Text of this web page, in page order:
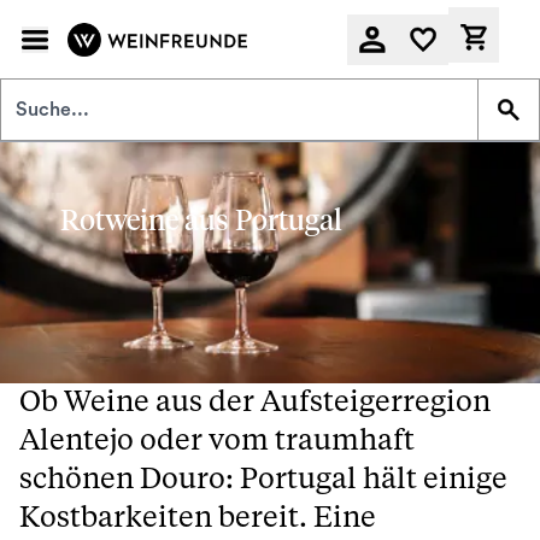
Rotweine aus Portugal
Ob Weine aus der Aufsteigerregion
Alentejo oder vom traumhaft
schönen Douro: Portugal hält einige
Kostbarkeiten bereit. Eine